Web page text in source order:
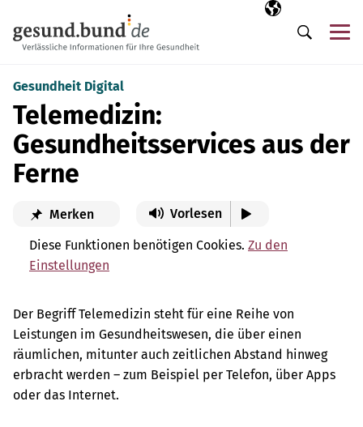
Ausgewählte
DE
Suche
Gesundheit Digital
Telemedizin:
Gesundheitsservices aus der
Ferne
Merken Vorlesen
Diese Funktionen benötigen Cookies. Zu den
Einstellungen
Der Begriff Telemedizin steht für eine Reihe von
Leistungen im Gesundheitswesen, die über einen
räumlichen, mitunter auch zeitlichen Abstand hinweg
erbracht werden – zum Beispiel per Telefon, über Apps
oder das Internet.